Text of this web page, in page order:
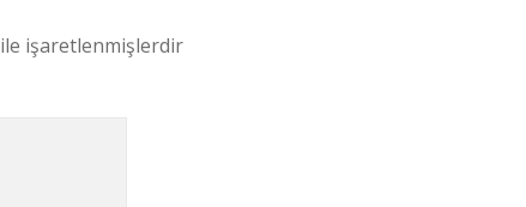
ile işaretlenmişlerdir